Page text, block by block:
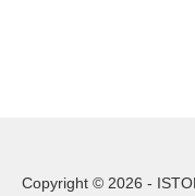
Copyright © 2026 -